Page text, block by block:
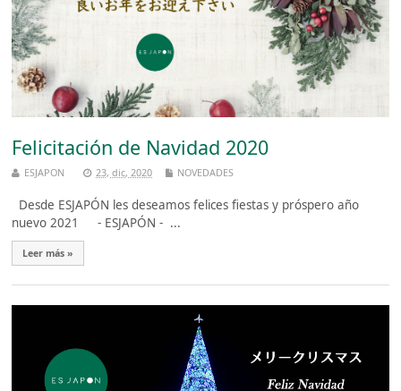
Felicitación de Navidad 2020
ESJAPON 23, dic, 2020 NOVEDADES
Desde ESJAPÓN les deseamos felices fiestas y próspero año
nuevo 2021 - ESJAPÓN - ...
Leer más »